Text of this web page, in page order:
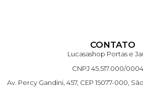
CONTATO
Lucasashop Portas e
CNPJ 45.517.000/
Av. Percy Gandini, 457, CEP 15077-000,